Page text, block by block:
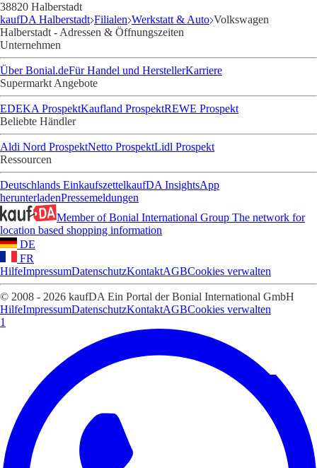
38820 Halberstadt
kaufDA Halberstadt Filialen Werkstatt & Auto Volkswagen
Halberstadt - Adressen & Öffnungszeiten
Unternehmen
Über Bonial.deFür Handel und HerstellerKarriere
Supermarkt Angebote
EDEKA ProspektKaufland ProspektREWE Prospekt
Beliebte Händler
Aldi Nord ProspektNetto ProspektLidl Prospekt
Ressourcen
Deutschlands EinkaufszettelkaufDA InsightsApp
herunterladenPressemeldungen
Member of Bonial International Group The network for
location based shopping information
DE
FR
HilfeImpressumDatenschutzKontaktAGBCookies verwalten
© 2008 - 2026 kaufDA Ein Portal der Bonial International GmbH
HilfeImpressumDatenschutzKontaktAGBCookies verwalten
1